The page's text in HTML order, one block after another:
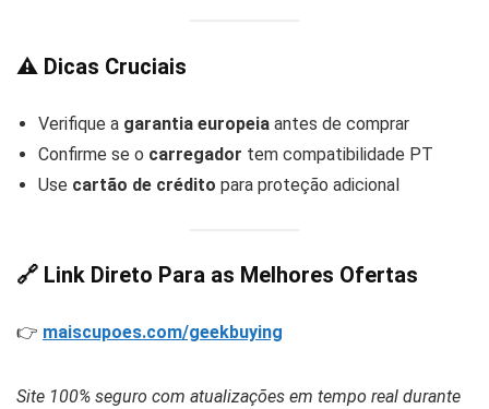
⚠️ Dicas Cruciais
Verifique a garantia europeia antes de comprar
Confirme se o carregador tem compatibilidade PT
Use cartão de crédito para proteção adicional
🔗 Link Direto Para as Melhores Ofertas
👉 maiscupoes.com/geekbuying
Site 100% seguro com atualizações em tempo real durante